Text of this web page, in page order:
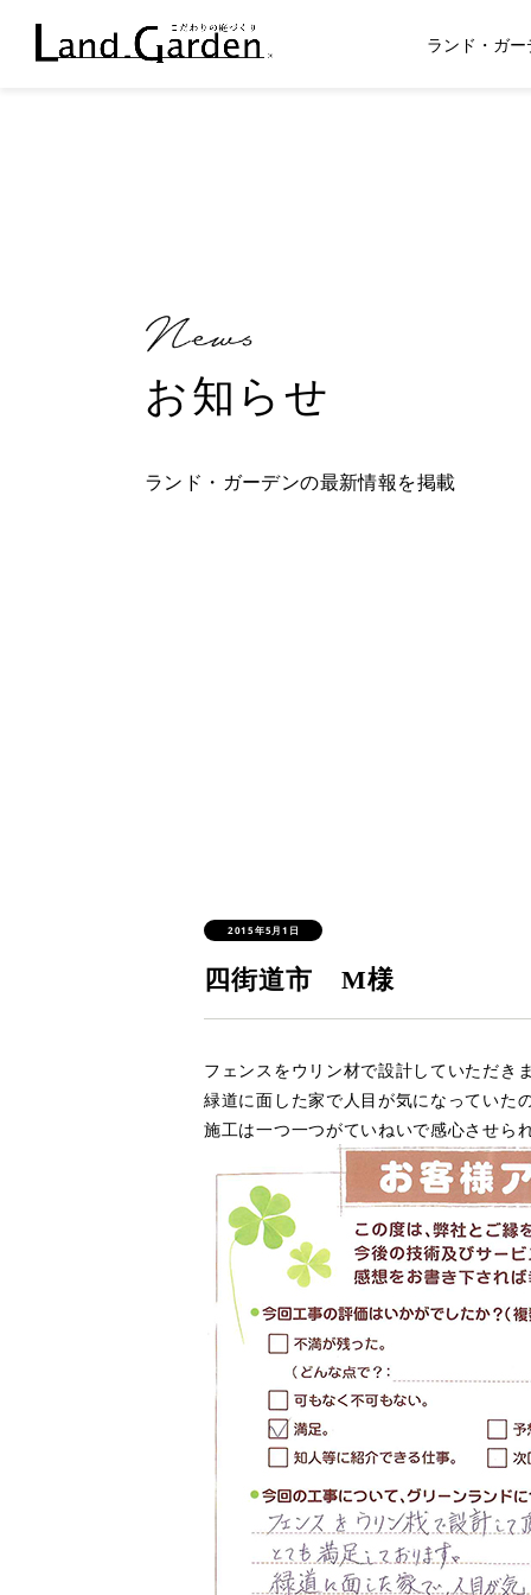
ランド・ガ
お知らせ
ランド・ガーデンの最新情報を掲載
2015年5月1日
四街道市 M様
フェンスをウリン材で設計していただき
緑道に面した家で人目が気になっていた
施工は一つ一つがていねいで感心させら